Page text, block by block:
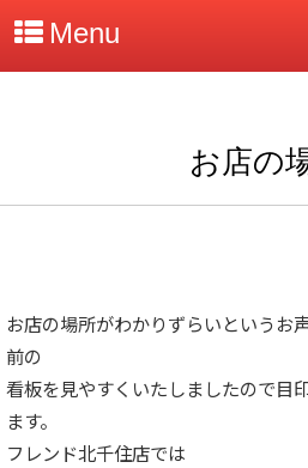
Menu
お店の
お店の場所がわかりずらいというお
前の
看板を見やすくいたしましたので目
ます。
フレンド北千住店では